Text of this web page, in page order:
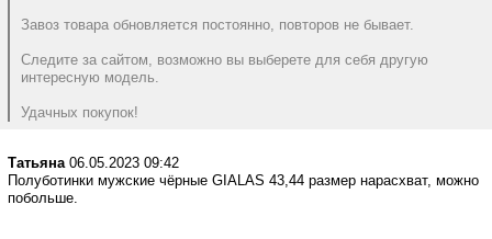
Завоз товара обновляется постоянно, повторов не бывает.
Следите за сайтом, возможно вы выберете для себя другую
интересную модель.
Удачных покупок!
Татьяна06.05.2023 09:42
Полуботинки мужские чёрные GIALAS 43,44 размер нарасхват, можно
побольше.